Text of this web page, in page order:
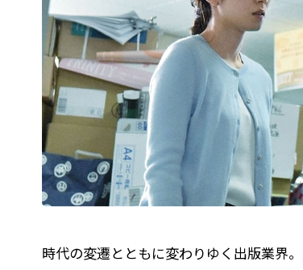
時代の変遷とともに変わりゆく出版業界